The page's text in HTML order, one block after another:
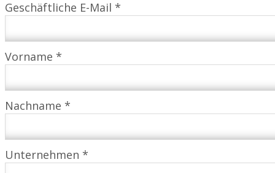
Geschäftliche E-Mail *
Vorname *
Nachname *
Unternehmen *